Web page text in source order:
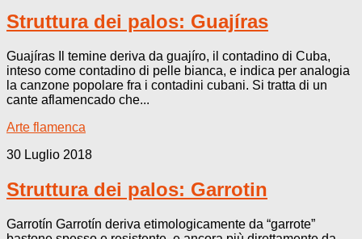
Struttura dei palos: Guajíras
Guajíras Il temine deriva da guajíro, il contadino di Cuba,
inteso come contadino di pelle bianca, e indica per analogia
la canzone popolare fra i contadini cubani. Si tratta di un
cante aflamencado che...
Arte flamenca
30 Luglio 2018
Struttura dei palos: Garrotin
Garrotín Garrotín deriva etimologicamente da “garrote”